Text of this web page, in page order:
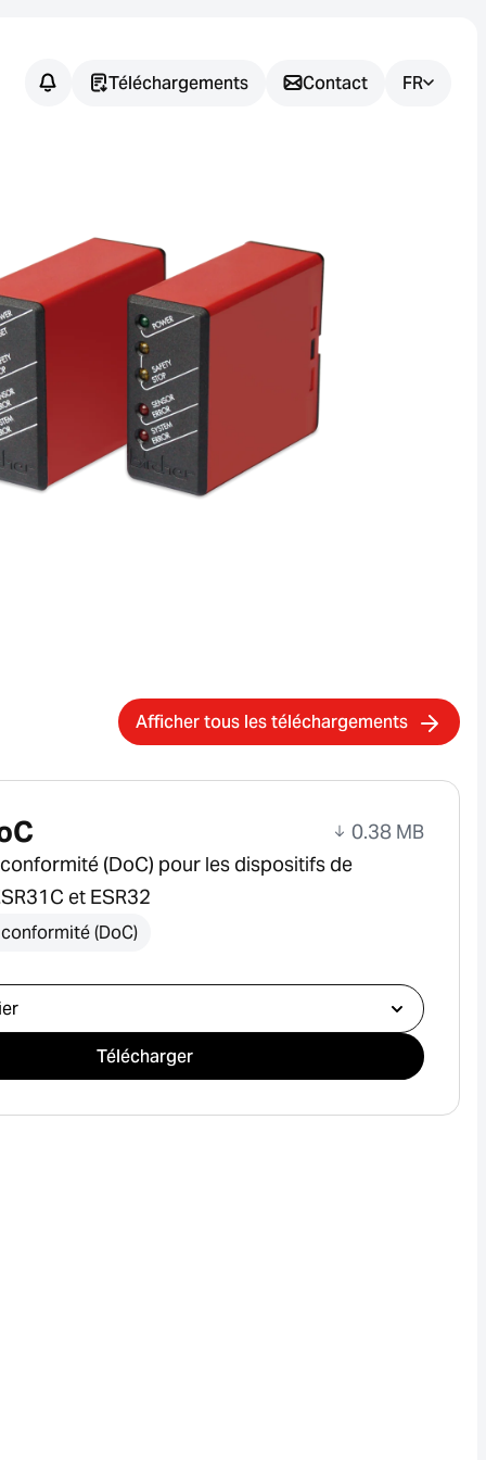
Téléchargements Contact FR
Afficher tous les téléchargements
0.38 MB
(DoC) pour les dispositifs de
et ESR32
(DoC)
Télécharger
questions ?
Nous vous aidons à trouver la
solution de capteur adaptée à
votre application.